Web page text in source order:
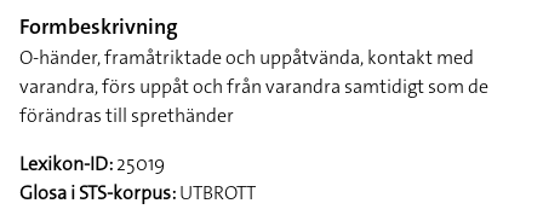
Formbeskrivning
O-händer, framåtriktade och uppåtvända, kontakt med
varandra, förs uppåt och från varandra samtidigt som de
förändras till sprethänder
Lexikon-ID:25019
Glosa i STS-korpus:UTBROTT